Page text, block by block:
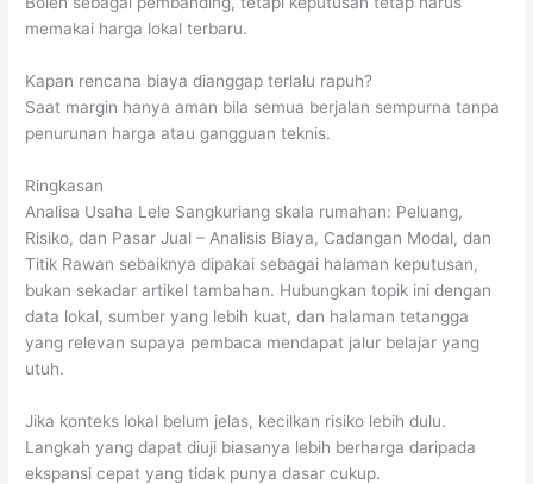
memakai harga lokal terbaru.
Kapan rencana biaya dianggap terlalu rapuh?
Saat margin hanya aman bila semua berjalan sempurna tanpa
penurunan harga atau gangguan teknis.
Ringkasan
Analisa Usaha Lele Sangkuriang skala rumahan: Peluang,
Risiko, dan Pasar Jual – Analisis Biaya, Cadangan Modal, dan
Titik Rawan sebaiknya dipakai sebagai halaman keputusan,
bukan sekadar artikel tambahan. Hubungkan topik ini dengan
data lokal, sumber yang lebih kuat, dan halaman tetangga
yang relevan supaya pembaca mendapat jalur belajar yang
utuh.
Jika konteks lokal belum jelas, kecilkan risiko lebih dulu.
Langkah yang dapat diuji biasanya lebih berharga daripada
ekspansi cepat yang tidak punya dasar cukup.